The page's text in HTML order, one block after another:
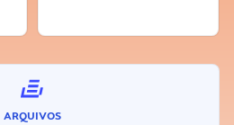
ARQUIVOS